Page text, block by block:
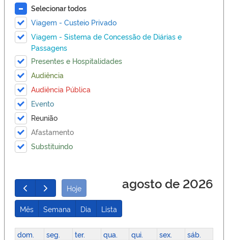
Selecionar todos
Viagem - Custeio Privado
Viagem - Sistema de Concessão de Diárias e
Passagens
Presentes e Hospitalidades
Audiência
Audiência Pública
Evento
Reunião
Afastamento
Substituindo
Hoje agosto de 2026
Mês Semana Dia Lista
dom. seg. ter. qua. qui. sex.
sáb.